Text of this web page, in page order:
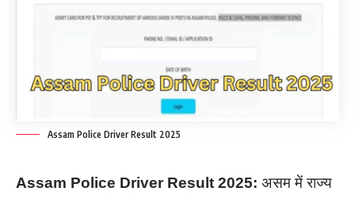
Assam Police Driver Result 2025
Assam Police Driver Result 2025: असम में राज्य